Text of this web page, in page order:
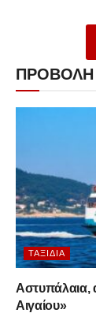
ΠΡΟΒΟΛΗ
ΤΑΞΊΔΙΑ
Αστυπάλαια,
Αιγαίου»